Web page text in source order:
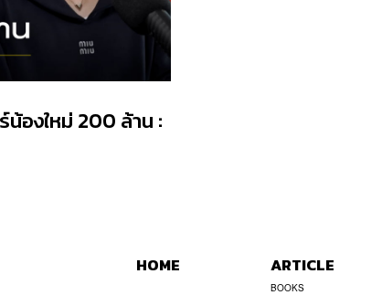
องใหม่ 200 ล้าน :
HOME ARTICLE
BOOKS